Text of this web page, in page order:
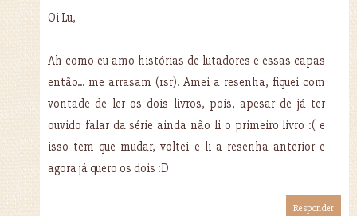
Oi Lu,
Ah como eu amo histórias de lutadores e essas capas
então... me arrasam (rsr). Amei a resenha, fiquei com
vontade de ler os dois livros, pois, apesar de já ter
ouvido falar da série ainda não li o primeiro livro :( e
isso tem que mudar, voltei e li a resenha anterior e
agora já quero os dois :D
Responder